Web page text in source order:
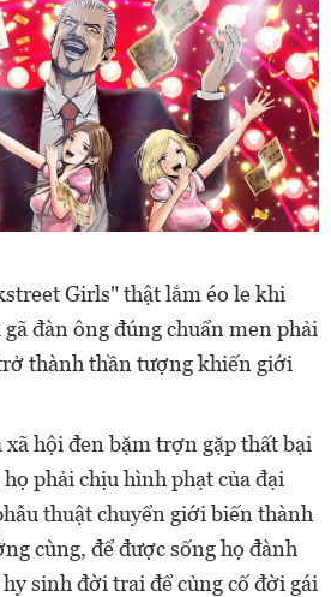
Girls" thật lắm éo le khi
đàn ông đúng chuẩn men phải
thành thần tượng khiến giới
xã hội đen bặm trợn gặp thất bại
phải chịu hình phạt của đại
thuật chuyển giới biến thành
cùng, để được sống họ đành
sinh đời trai để củng cố đời gái